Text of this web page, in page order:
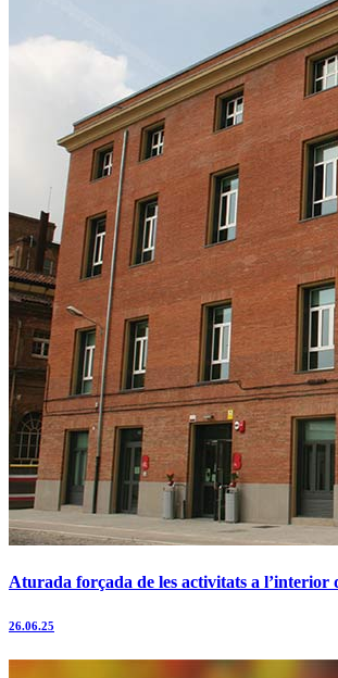
Aturada forçada de les activitats a l’interior
26.06.25